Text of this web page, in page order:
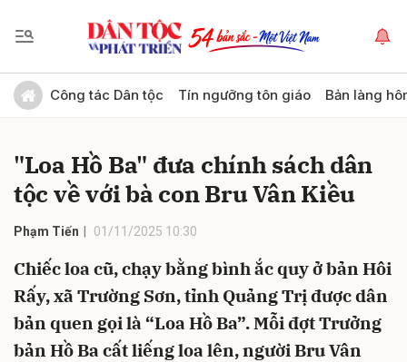
Công tác Dân tộc Tín ngưỡng tôn giáo Bản làng
"Loa Hồ Ba" đưa chính sách dân
tộc về với bà con Bru Vân Kiều
Phạm Tiến 01/11/2025 10:30
Chiếc loa cũ, chạy bằng bình ắc quy ở bản Hôi
Rấy, xã Trường Sơn, tỉnh Quảng Trị được dân
bản quen gọi là “Loa Hồ Ba”. Mỗi đợt Trưởng
bản Hồ Ba cất liếng loa lên, người Bru Vân
Gửi bình luận
Hủy Gửi